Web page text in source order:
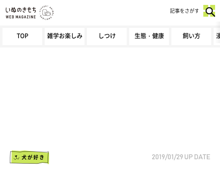
TOP 雑学お楽しみ しつけ 生態・健康 飼い方
記事をさがす
犬が好き 2019/01/29 UP DATE